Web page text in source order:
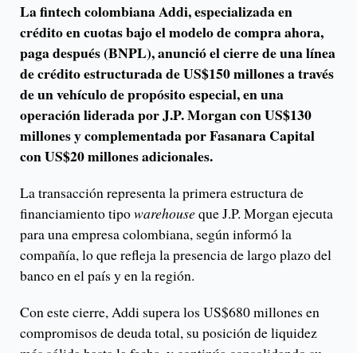
La fintech colombiana Addi, especializada en
crédito en cuotas bajo el modelo de compra ahora,
paga después (BNPL), anunció el cierre de una línea
de crédito estructurada de US$150 millones a través
de un vehículo de propósito especial, en una
operación liderada por J.P. Morgan con US$130
millones y complementada por Fasanara Capital
con US$20 millones adicionales.
La transacción representa la primera estructura de
financiamiento tipowarehouseque J.P. Morgan ejecuta
para una empresa colombiana, según informó la
compañía, lo que refleja la presencia de largo plazo del
banco en el país y en la región.
Con este cierre, Addi supera los US$680 millones en
compromisos de deuda total, su posición de liquidez